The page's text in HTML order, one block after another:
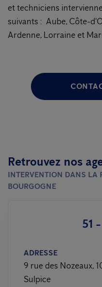
et techniciens
suivants : Aube, Côte-
Ardenne, Lorraine et
Retrouvez nos
INTERVENTION DANS LA
BOURGOGNE
51
ADRESSE
9 rue des Nozeaux,
Sulpice